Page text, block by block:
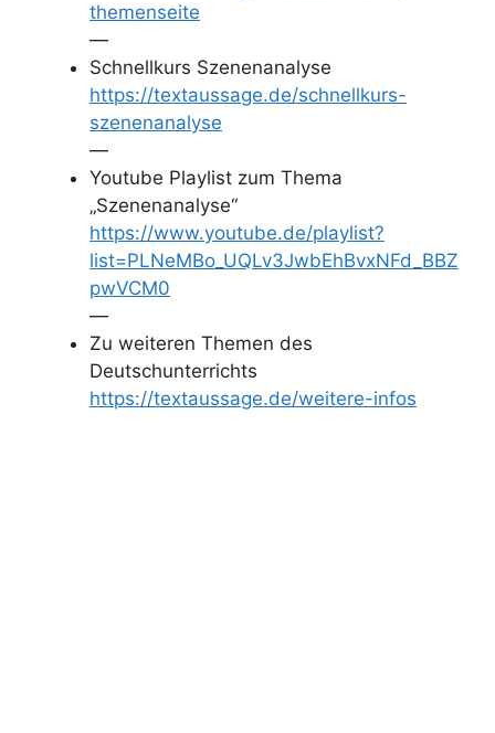
themenseite
—
Schnellkurs Szenenanalyse
https://textaussage.de/schnellkurs-
szenenanalyse
—
Youtube Playlist zum Thema
„Szenenanalyse“
https://www.youtube.de/playlist?
list=PLNeMBo_UQLv3JwbEhBvxNFd_BBZ
pwVCM0
—
Zu weiteren Themen des
Deutschunterrichts
https://textaussage.de/weitere-infos